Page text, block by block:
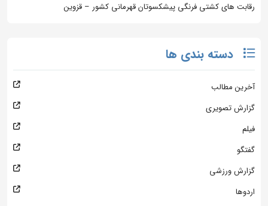
رقابت های کشتی فرنگی پیشکسوتان قهرمانی کشور – قزوین
دسته بندی ها
آخرین مطالب
گزارش تصویری
فیلم
گفتگو
گزارش ورزشی
اردوها